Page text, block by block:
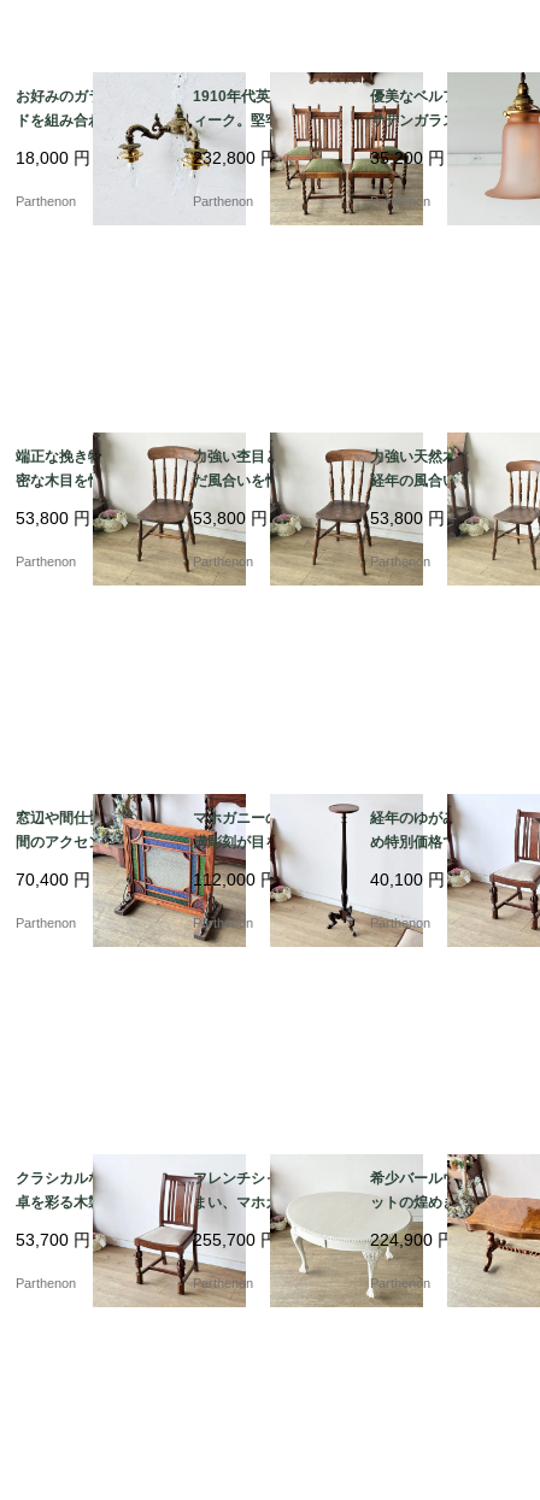
お好みのガラスシェー
ドを組み合わせて楽し
める灯具。重厚なダイ
キャスト製の2灯式ウォ
ールランプ【51766】
18,000 円
Parthenon
1910年代英国製アンテ
ィーク。堅牢なオーク
無垢材のツイストダイ
ニングチェア4脚セット
【c326】
232,800 円
Parthenon
優美なベルフラワー型
サテンガラスシェー
ド。温かみのあるピン
クが空間を彩るペンダ
ントライト【ls216-7】
35,200 円
Parthenon
端正な挽き物細工と緻
密な木目を愉しむ、ク
ラシカルな椅子。深み
のある重厚な色艶が空
間を引き締める、木製
キッチンチェア【c313
53,800 円
Parthenon
力強い杢目と時を刻ん
だ風合いを愉しむ、ク
ラシカルなダイニング
チェア。美しい挽き物
加工の背もたれが目を
惹く、木製カントリー
53,800 円
Parthenon
力強い天然木の木目と
経年の風合いを愉しむ
クラシカルな椅子。美
しい旋盤加工のスポン
ドルが映える木製キッ
チンチェア【c313-1】
53,800 円
Parthenon
窓辺や間仕切りに、空
間のアクセントとなる
美しい幾何学デザイ
ン。色鮮やかなテクス
チャガラスが彩る、木
枠付きステンドグラス
70,400 円
Parthenon
マホガニーの美しい縦
溝彫刻が目を惹く、空
間を優雅に彩るスリム
なフォルムの花台・ラ
ンプスタンド【fo15
1】
112,000 円
Parthenon
経年のゆがみがあるた
め特別価格でのご案
内。バルボスレッグが
映えるオーク材ダイニ
ングチェア【ds57-2】
40,100 円
Parthenon
クラシカルな書斎や食
卓を彩る木製椅子。優
美なバルボスレッグが
目を引くオーク材ダイ
ニングチェア【ds57-
53,700 円
Parthenon
フレンチシャビーな佇
まい、マホガニーのエ
クステンション・ダイ
ニングテーブル【t32
4】
255,700 円
Parthenon
希少バールウォールナ
ットの煌めき。美しい
波型天板とツイストレ
ッグのセンターテーブ
ル【t329】
224,900 円
Parthenon